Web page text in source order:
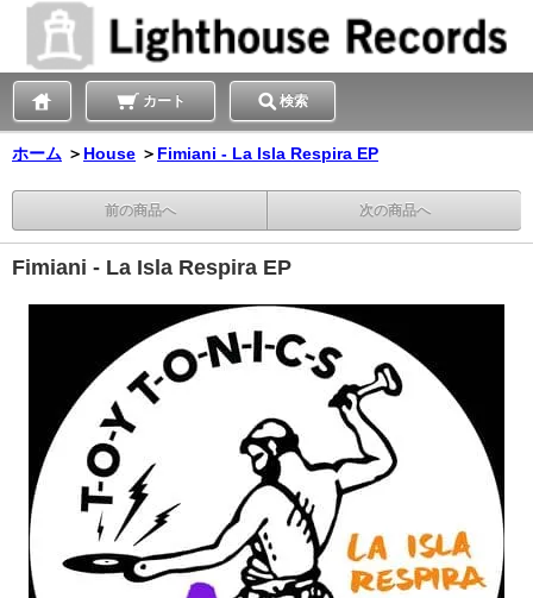
カート 検索
ホーム ＞ House ＞ Fimiani - La Isla Respira EP
前の商品へ 次の商品へ
Fimiani - La Isla Respira EP